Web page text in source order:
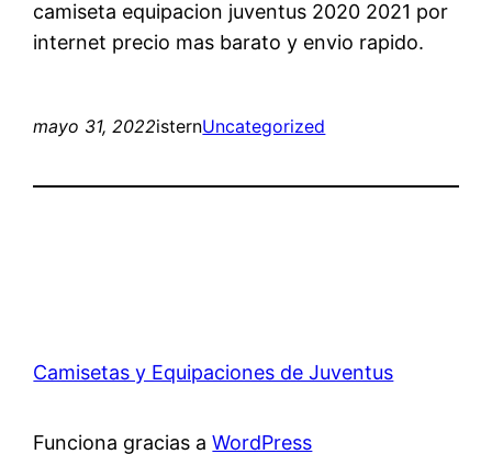
camiseta equipacion juventus 2020 2021 por
internet precio mas barato y envio rapido.
mayo 31, 2022isternUncategorized
Camisetas y Equipaciones de Juventus
Funciona gracias aWordPress